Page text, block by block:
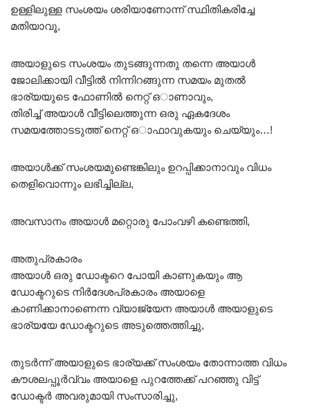
ഉള്ളിലുള്ള സംശയം ശരിയാണോന്ന് സ്ഥിതികരിച്ചേ
മതിയാവൂ,
അയാളുടെ സംശയം തുടങ്ങുന്നതു തന്നെ അയാൾ
ജോലിക്കായി വീട്ടിൽ നിന്നിറങ്ങുന്ന സമയം മുതൽ
ഭാര്യയുടെ ഫോണിൽ നെറ്റ് ഒാണാവും,
തിരിച്ച് അയാൾ വീട്ടിലെത്തുന്ന ഒരു ഏകദേശം
സമയത്തോടടുത്ത് നെറ്റ് ഒാഫാവുകയും ചെയ്യും…!
അയാൾക്ക് സംശയമുണ്ടെങ്കിലും ഉറപ്പിക്കാനാവും വിധം
തെളിവൊന്നും ലഭിച്ചില്ല,
അവസാനം അയാൾ മറ്റൊരു പോംവഴി കണ്ടെത്തി,
അതുപ്രകാരം
അയാൾ ഒരു ഡോക്ടറെ പോയി കാണുകയും ആ
ഡോക്ടറുടെ നിർദേശപ്രകാരം അയാളെ
കാണിക്കാനാണെന്ന വ്യാജ്യേന അയാൾ അയാളുടെ
ഭാര്യയേ ഡോക്ടറുടെ അടുത്തെത്തിച്ചു,
തുടർന്ന് അയാളുടെ ഭാര്യക്ക് സംശയം തോന്നാത്ത വിധം
കൗശലപ്പൂർവ്വം അയാളെ പുറത്തേക്ക് പറഞ്ഞു വിട്ട്
ഡോക്ടർ അവരുമായി സംസാരിച്ചു,